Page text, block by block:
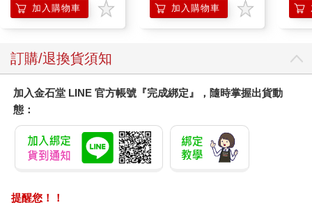
加入購物車
膝熱敷 【單入組】
加入購物車
訂購/退換貨須知
加入金石堂 LINE 官方帳號『完成綁定』，隨時掌握出貨動
態：
提醒您！！